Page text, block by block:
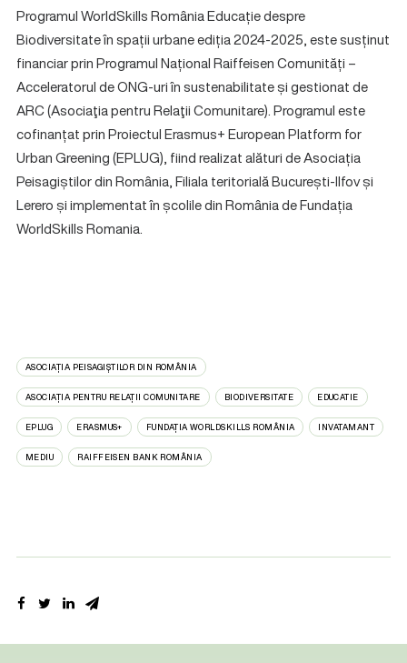
Programul WorldSkills România Educație despre
Biodiversitate în spații urbane ediția 2024-2025, este susținut
financiar prin Programul Național Raiffeisen Comunități –
Acceleratorul de ONG-uri în sustenabilitate și gestionat de
ARC (Asociaţia pentru Relaţii Comunitare). Programul este
cofinanțat prin Proiectul Erasmus+ European Platform for
Urban Greening (EPLUG), fiind realizat alături de Asociația
Peisagiștilor din România, Filiala teritorială București-Ilfov și
Lerero și implementat în școlile din România de Fundația
WorldSkills Romania.
ASOCIAȚIA PEISAGIȘTILOR DIN ROMÂNIA
ASOCIAȚIA PENTRU RELAȚII COMUNITARE BIODIVERSITATE EDUCATIE
EPLUG ERASMUS+ FUNDAȚIA WORLDSKILLS ROMÂNIA INVATAMANT
MEDIU RAIFFEISEN BANK ROMÂNIA